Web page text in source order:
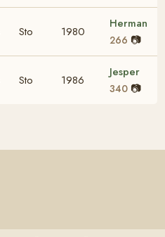
Sto 1980
Herman
266 📷
Sto 1986
Jesper
340 📷